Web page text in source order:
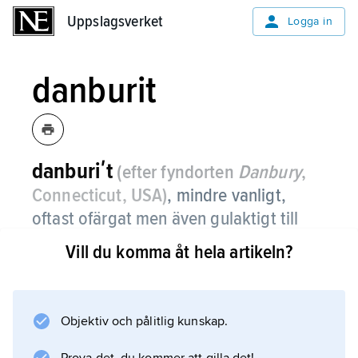
Uppslagsverket Logga in
danburit
danburiʹt (efter fyndorten Danbury,
Connecticut, USA), mindre vanligt,
oftast ofärgat men även gulaktigt till
mörkbrunt, klart genomskinligt mineral
med den kemiska sammansättningen
Mineralet har fettaktig glans och vitt streck
(pulverfärg). Hårdheten är 7 (i Mohs’
Vill du komma åt hela artikeln?
Objektiv och pålitlig kunskap.